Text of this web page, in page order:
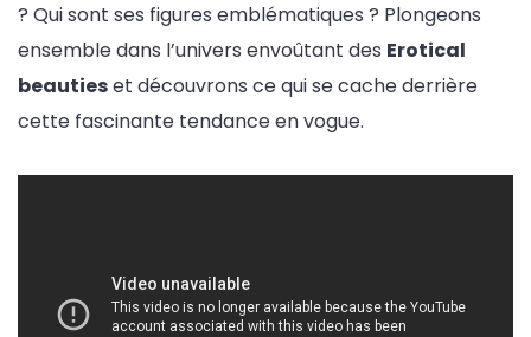
? Qui sont ses figures emblématiques ? Plongeons
ensemble dans l’univers envoûtant des Erotical
beautieset découvrons ce qui se cache derrière
cette fascinante tendance en vogue.